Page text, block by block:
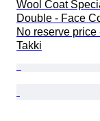
Wool Coat
Double - Face
No reserve price
Takki